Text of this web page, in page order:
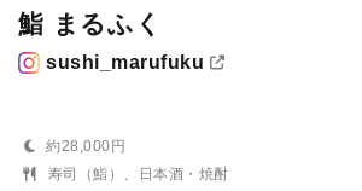
鮨 まるふく
sushi_marufuku
約28,000円
寿司（鮨）、日本酒・焼酎